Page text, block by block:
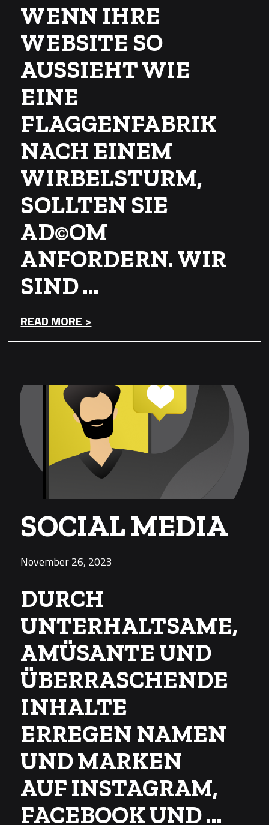
WENN IHRE
WEBSITE SO
AUSSIEHT WIE
EINE
FLAGGENFABRIK
NACH EINEM
WIRBELSTURM,
SOLLTEN SIE
AD©OM
ANFORDERN. WIR
SIND …
READ MORE >
SOCIAL MEDIA
November 26, 2023
DURCH
UNTERHALTSAME,
AMÜSANTE UND
ÜBERRASCHENDE
INHALTE
ERREGEN NAMEN
UND MARKEN
AUF INSTAGRAM,
FACEBOOK UND …